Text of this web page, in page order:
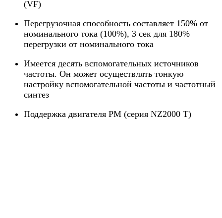
(VF)
Перегрузочная способность составляет 150% от
номинального тока (100%), 3 сек для 180%
перегрузки от номинального тока
Имеется десять вспомогательных источников
частоты. Он может осуществлять тонкую
настройку вспомогательной частоты и частотный
синтез
Поддержка двигателя PM (серия NZ2000 T)